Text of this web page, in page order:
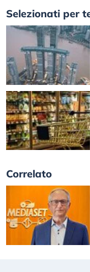
Selezionati per
Correlato